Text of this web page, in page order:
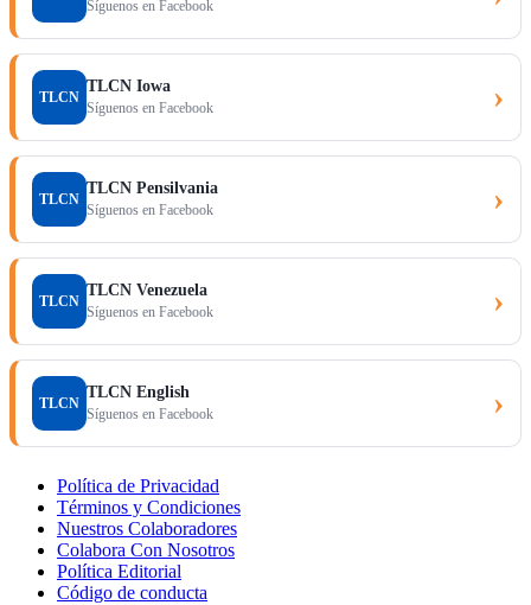
Síguenos en Facebook
TLCN
TLCN Iowa
Síguenos en Facebook ›
TLCN
TLCN Pensilvania
Síguenos en Facebook ›
TLCN
TLCN Venezuela
Síguenos en Facebook ›
TLCN
TLCN English
Síguenos en Facebook ›
Política de Privacidad
Términos y Condiciones
Nuestros Colaboradores
Colabora Con Nosotros
Política Editorial
Código de conducta